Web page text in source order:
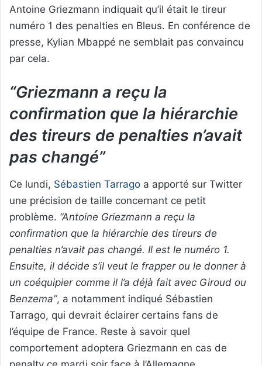
Antoine Griezmann indiquait qu’il était le tireur
numéro 1 des penalties en Bleus. En conférence de
presse, Kylian Mbappé ne semblait pas convaincu
par cela.
“Griezmann a reçu la
confirmation que la hiérarchie
des tireurs de penalties n’avait
pas changé”
Ce lundi, Sébastien Tarrago a apporté sur Twitter
une précision de taille concernant ce petit
problème. “Antoine Griezmann a reçu la
confirmation que la hiérarchie des tireurs de
penalties n’avait pas changé. Il est le numéro 1.
Ensuite, il décide s’il veut le frapper ou le donner à
un coéquipier comme il l’a déjà fait avec Giroud ou
Benzema”, a notamment indiqué Sébastien
Tarrago, qui devrait éclairer certains fans de
l’équipe de France. Reste à savoir quel
comportement adoptera Griezmann en cas de